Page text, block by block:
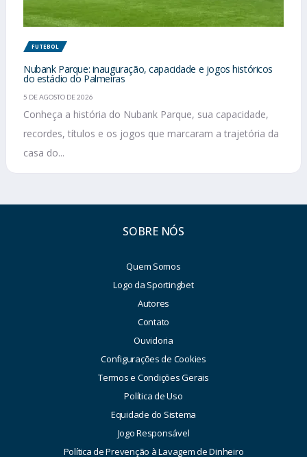
FUTEBOL
Nubank Parque: inauguração, capacidade e jogos históricos
do estádio do Palmeiras
5 DE AGOSTO DE 2026
Conheça a história do Nubank Parque, sua capacidade,
recordes, títulos e os jogos que marcaram a trajetória da
casa do...
SOBRE NÓS
Quem Somos
Logo da Sportingbet
Autores
Contato
Ouvidoria
Configurações de Cookies
Termos e Condições Gerais
Política de Uso
Equidade do Sistema
Jogo Responsável
Política de Prevenção à Lavagem de Dinheiro